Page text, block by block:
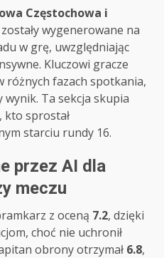
Częstochowa i
wygenerowane na
w grę, uwzględniając
Kluczowi gracze
różnych fazach spotkania,
wynik. Ta sekcja skupia
kto sprostał
starciu rundy 16.
przez AI dla
meczu
z oceną 7.2, dzięki
choć nie uchronił
obrony otrzymał 6.8,